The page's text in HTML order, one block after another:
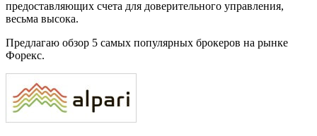
предоставляющих счета для доверительного управления,
весьма высока.
Предлагаю обзор 5 самых популярных брокеров на рынке
Форекс.